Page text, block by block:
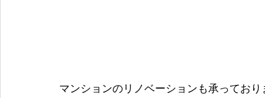
マンションのリノベーションも承っており